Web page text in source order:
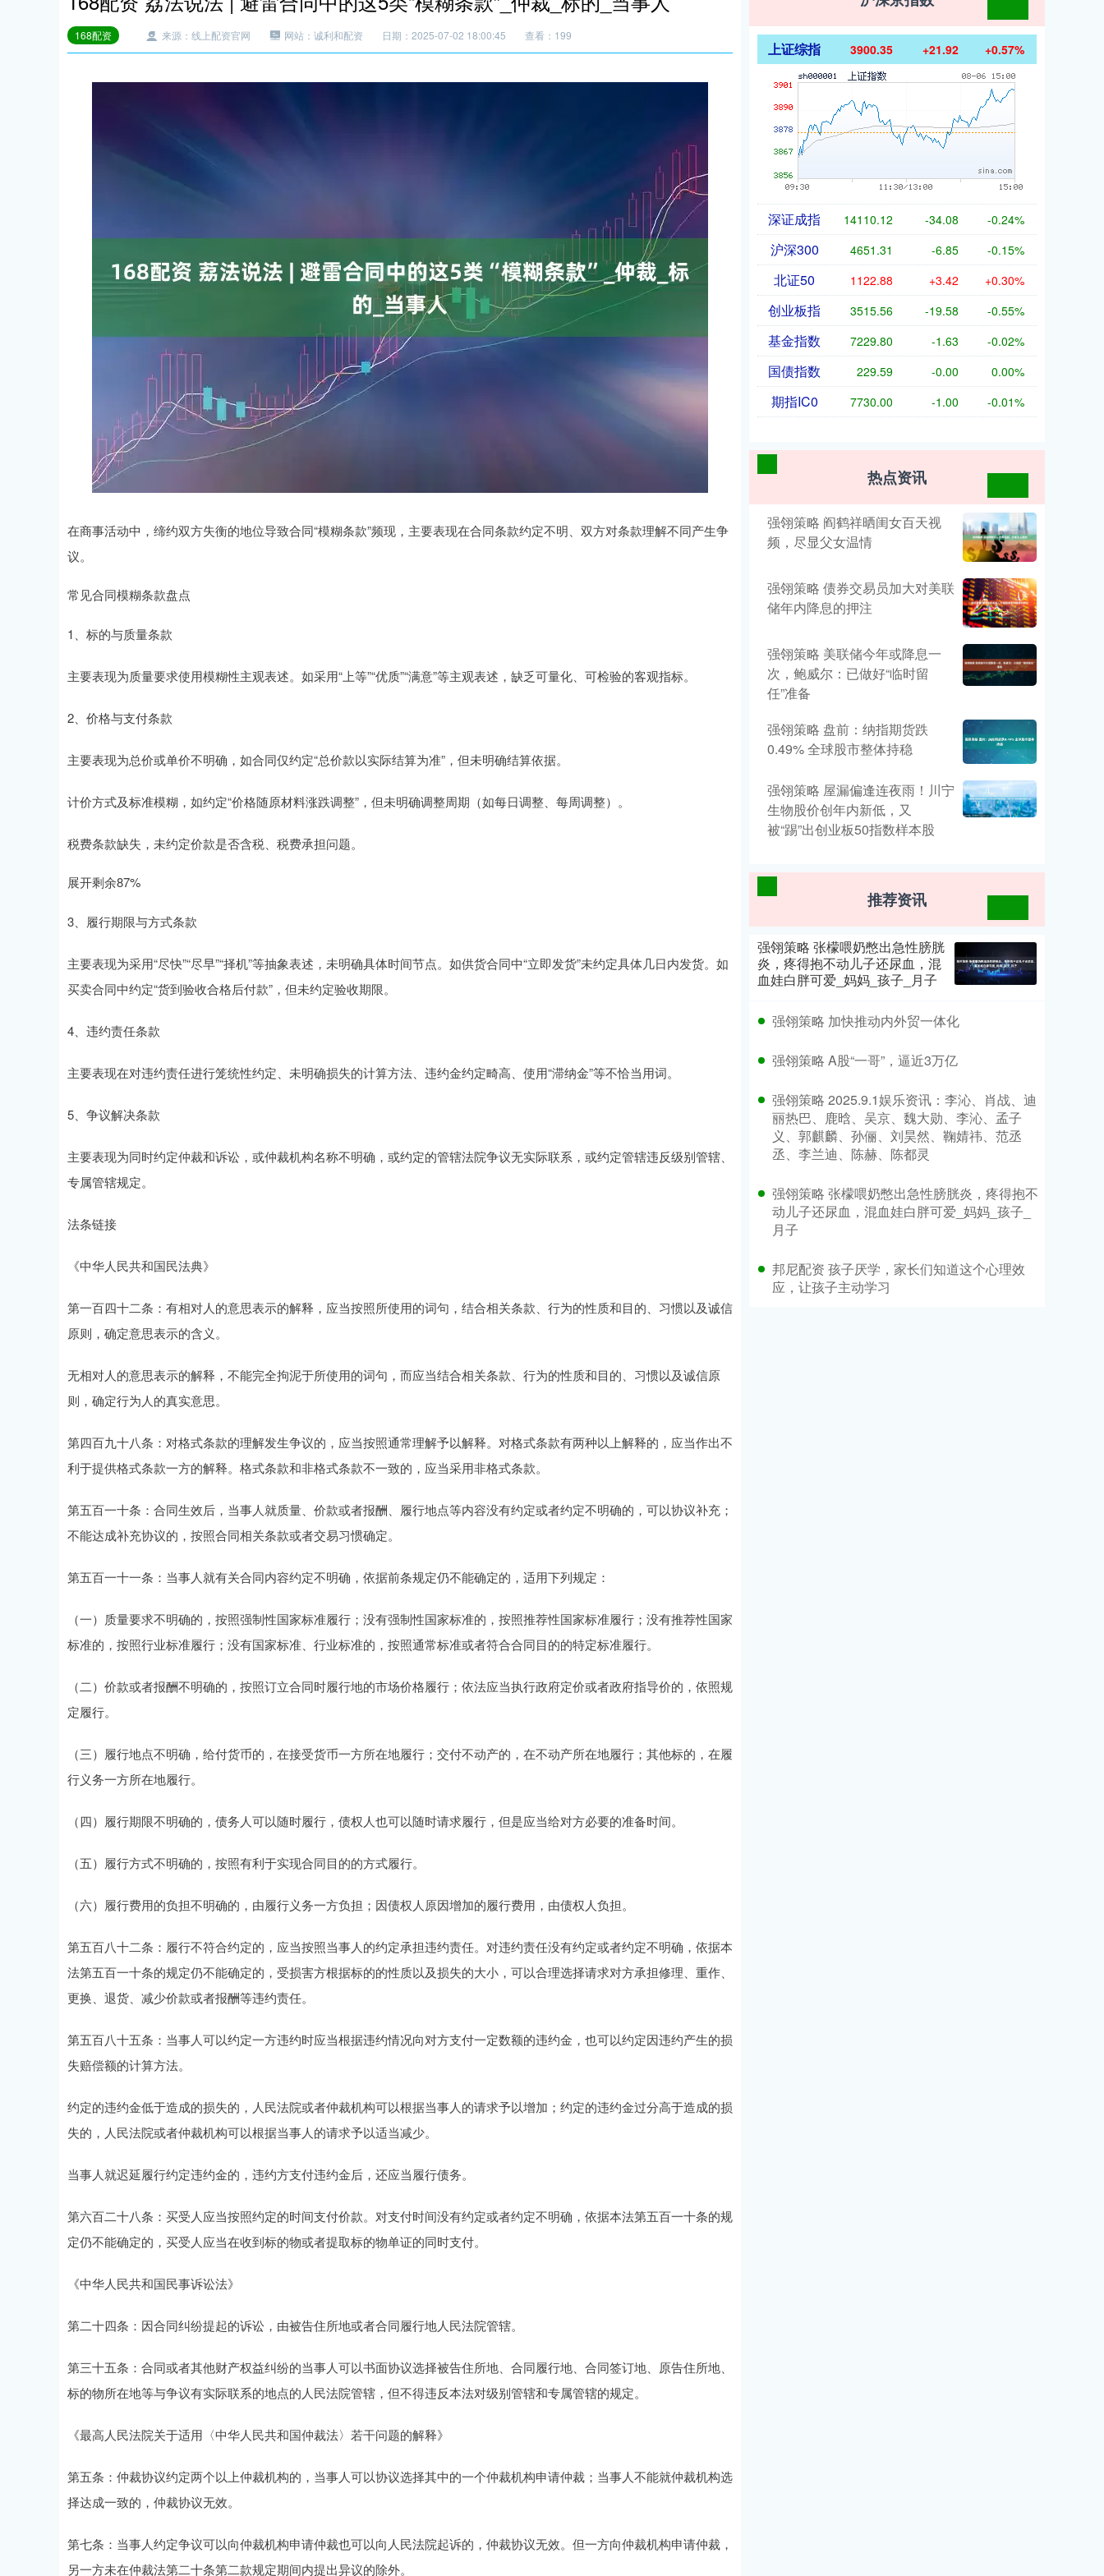
168配资 来源：线上配资官网 网站：诚利和配资 日期：2025-07-02 18:00:45 查看：199
在商事活动中，缔约双方失衡的地位导致合同“模糊条款”频现，主要表现在合同条款约定不明、双方对条款理解不同产生争
议。
常见合同模糊条款盘点
1、标的与质量条款
主要表现为质量要求使用模糊性主观表述。如采用“上等”“优质”“满意”等主观表述，缺乏可量化、可检验的客观指标。
2、价格与支付条款
主要表现为总价或单价不明确，如合同仅约定“总价款以实际结算为准”，但未明确结算依据。
计价方式及标准模糊，如约定“价格随原材料涨跌调整”，但未明确调整周期（如每日调整、每周调整）。
税费条款缺失，未约定价款是否含税、税费承担问题。
展开剩余87%
3、履行期限与方式条款
主要表现为采用“尽快”“尽早”“择机”等抽象表述，未明确具体时间节点。如供货合同中“立即发货”未约定具体几日内发货。如
买卖合同中约定“货到验收合格后付款”，但未约定验收期限。
4、违约责任条款
主要表现在对违约责任进行笼统性约定、未明确损失的计算方法、违约金约定畸高、使用“滞纳金”等不恰当用词。
5、争议解决条款
主要表现为同时约定仲裁和诉讼，或仲裁机构名称不明确，或约定的管辖法院争议无实际联系，或约定管辖违反级别管辖、
专属管辖规定。
法条链接
《中华人民共和国民法典》
第一百四十二条：有相对人的意思表示的解释，应当按照所使用的词句，结合相关条款、行为的性质和目的、习惯以及诚信
原则，确定意思表示的含义。
无相对人的意思表示的解释，不能完全拘泥于所使用的词句，而应当结合相关条款、行为的性质和目的、习惯以及诚信原
则，确定行为人的真实意思。
第四百九十八条：对格式条款的理解发生争议的，应当按照通常理解予以解释。对格式条款有两种以上解释的，应当作出不
利于提供格式条款一方的解释。格式条款和非格式条款不一致的，应当采用非格式条款。
第五百一十条：合同生效后，当事人就质量、价款或者报酬、履行地点等内容没有约定或者约定不明确的，可以协议补充；
不能达成补充协议的，按照合同相关条款或者交易习惯确定。
第五百一十一条：当事人就有关合同内容约定不明确，依据前条规定仍不能确定的，适用下列规定：
（一）质量要求不明确的，按照强制性国家标准履行；没有强制性国家标准的，按照推荐性国家标准履行；没有推荐性国家
标准的，按照行业标准履行；没有国家标准、行业标准的，按照通常标准或者符合合同目的的特定标准履行。
（二）价款或者报酬不明确的，按照订立合同时履行地的市场价格履行；依法应当执行政府定价或者政府指导价的，依照规
定履行。
（三）履行地点不明确，给付货币的，在接受货币一方所在地履行；交付不动产的，在不动产所在地履行；其他标的，在履
行义务一方所在地履行。
（四）履行期限不明确的，债务人可以随时履行，债权人也可以随时请求履行，但是应当给对方必要的准备时间。
（五）履行方式不明确的，按照有利于实现合同目的的方式履行。
（六）履行费用的负担不明确的，由履行义务一方负担；因债权人原因增加的履行费用，由债权人负担。
第五百八十二条：履行不符合约定的，应当按照当事人的约定承担违约责任。对违约责任没有约定或者约定不明确，依据本
法第五百一十条的规定仍不能确定的，受损害方根据标的的性质以及损失的大小，可以合理选择请求对方承担修理、重作、
更换、退货、减少价款或者报酬等违约责任。
第五百八十五条：当事人可以约定一方违约时应当根据违约情况向对方支付一定数额的违约金，也可以约定因违约产生的损
失赔偿额的计算方法。
约定的违约金低于造成的损失的，人民法院或者仲裁机构可以根据当事人的请求予以增加；约定的违约金过分高于造成的损
失的，人民法院或者仲裁机构可以根据当事人的请求予以适当减少。
当事人就迟延履行约定违约金的，违约方支付违约金后，还应当履行债务。
第六百二十八条：买受人应当按照约定的时间支付价款。对支付时间没有约定或者约定不明确，依据本法第五百一十条的规
定仍不能确定的，买受人应当在收到标的物或者提取标的物单证的同时支付。
《中华人民共和国民事诉讼法》
第二十四条：因合同纠纷提起的诉讼，由被告住所地或者合同履行地人民法院管辖。
第三十五条：合同或者其他财产权益纠纷的当事人可以书面协议选择被告住所地、合同履行地、合同签订地、原告住所地、
标的物所在地等与争议有实际联系的地点的人民法院管辖，但不得违反本法对级别管辖和专属管辖的规定。
《最高人民法院关于适用〈中华人民共和国仲裁法〉若干问题的解释》
第五条：仲裁协议约定两个以上仲裁机构的，当事人可以协议选择其中的一个仲裁机构申请仲裁；当事人不能就仲裁机构选
择达成一致的，仲裁协议无效。
第七条：当事人约定争议可以向仲裁机构申请仲裁也可以向人民法院起诉的，仲裁协议无效。但一方向仲裁机构申请仲裁，
另一方未在仲裁法第二十条第二款规定期间内提出异议的除外。
上证综指 3900.35 +21.92 +0.57%
深证成指 14110.12 -34.08 -0.24%
沪深300 4651.31 -6.85 -0.15%
北证50 1122.88 +3.42 +0.30%
创业板指 3515.56 -19.58 -0.55%
基金指数 7229.80 -1.63 -0.02%
国债指数 229.59 -0.00 0.00%
期指IC0 7730.00 -1.00 -0.01%
热点资讯
强翎策略 阎鹤祥晒闺女百天视
频，尽显父女温情
强翎策略 债券交易员加大对美联
储年内降息的押注
强翎策略 美联储今年或降息一
次，鲍威尔：已做好“临时留
任”准备
强翎策略 盘前：纳指期货跌
0.49% 全球股市整体持稳
强翎策略 屋漏偏逢连夜雨！川宁
生物股价创年内新低，又
被“踢”出创业板50指数样本股
推荐资讯
强翎策略 张檬喂奶憋出急性膀胱
炎，疼得抱不动儿子还尿血，混
血娃白胖可爱_妈妈_孩子_月子
强翎策略 加快推动内外贸一体化
强翎策略 A股“一哥”，逼近3万亿
强翎策略 2025.9.1娱乐资讯：李沁、肖战、迪
丽热巴、鹿晗、吴京、魏大勋、李沁、孟子
义、郭麒麟、孙俪、刘昊然、鞠婧祎、范丞
丞、李兰迪、陈赫、陈都灵
强翎策略 张檬喂奶憋出急性膀胱炎，疼得抱不
动儿子还尿血，混血娃白胖可爱_妈妈_孩子_
月子
邦尼配资 孩子厌学，家长们知道这个心理效
应，让孩子主动学习